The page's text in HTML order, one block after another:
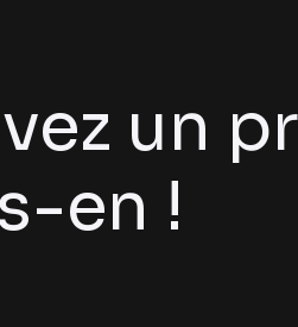
un
en !